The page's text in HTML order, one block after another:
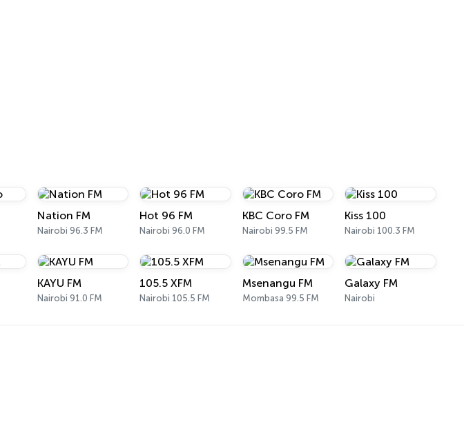
Nation FM
Nairobi 96.3 FM
Hot 96 FM
Nairobi 96.0 FM
KBC Coro FM
Nairobi 99.5 FM
Kiss 100
Nairobi 100.3 FM
KAYU FM
Nairobi 91.0 FM
105.5 XFM
Nairobi 105.5 FM
Msenangu FM
Mombasa 99.5 FM
Galaxy FM
Nairobi